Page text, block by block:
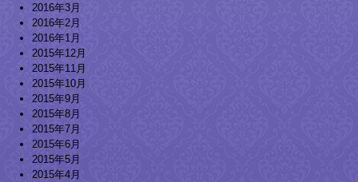
2016年3月
2016年2月
2016年1月
2015年12月
2015年11月
2015年10月
2015年9月
2015年8月
2015年7月
2015年6月
2015年5月
2015年4月